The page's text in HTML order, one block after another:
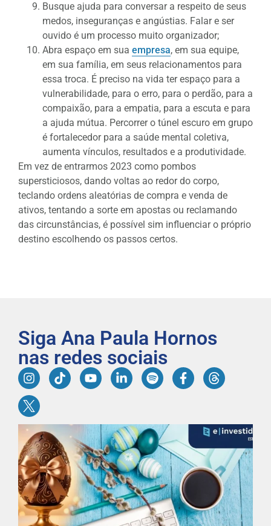
Busque ajuda para conversar a respeito de seus
medos, inseguranças e angústias. Falar e ser
ouvido é um processo muito organizador;
Abra espaço em sua empresa, em sua equipe,
em sua família, em seus relacionamentos para
essa troca. É preciso na vida ter espaço para a
vulnerabilidade, para o erro, para o perdão, para a
compaixão, para a empatia, para a escuta e para
a ajuda mútua. Percorrer o túnel escuro em grupo
é fortalecedor para a saúde mental coletiva,
aumenta vínculos, resultados e a produtividade.
Em vez de entrarmos 2023 como pombos
supersticiosos, dando voltas ao redor do corpo,
teclando ordens aleatórias de compra e venda de
ativos, tentando a sorte em apostas ou reclamando
das circunstâncias, é possível sim influenciar o próprio
destino escolhendo os passos certos.
Siga Ana Paula Hornos
nas redes sociais